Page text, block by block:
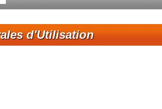
d'Utilisation